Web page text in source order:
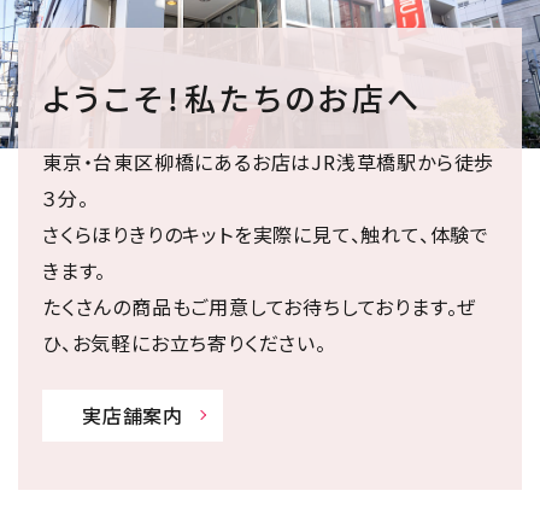
ようこそ！私たちのお店へ
東京・台東区柳橋にあるお店はJR浅草橋駅から徒歩
３分。
さくらほりきりのキットを実際に見て、触れて、体験で
きます。
たくさんの商品もご用意してお待ちしております。ぜ
ひ、お気軽にお立ち寄りください。
実店舗案内